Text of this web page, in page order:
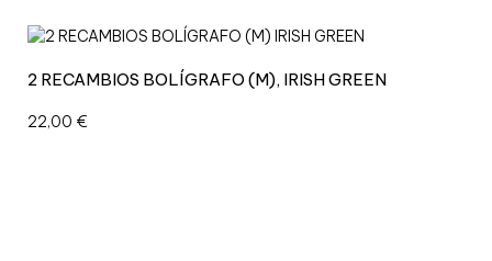
2 RECAMBIOS BOLÍGRAFO (M), IRISH GREEN
22,00 €